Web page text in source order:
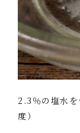
2.3％の塩水
度）